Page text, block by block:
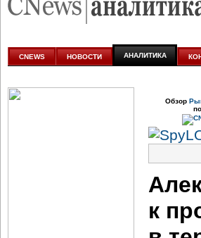
аналитике
CNEWS НОВОСТИ АНАЛИТИКА
Обзор
к